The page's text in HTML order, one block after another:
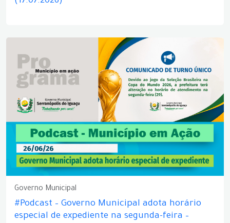
Governo Municipal
#Podcast – Governo Municipal adota horário
especial de expediente na segunda-feira –